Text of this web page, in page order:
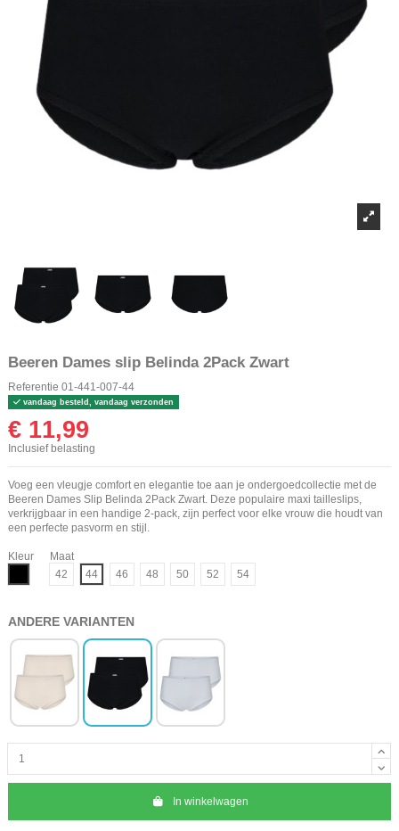
Beeren Dames slip Belinda 2Pack Zwart
Referentie 01-441-007-44
vandaag besteld, vandaag verzonden
€ 11,99
Inclusief belasting
Voeg een vleugje comfort en elegantie toe aan je ondergoedcollectie met de
Beeren Dames Slip Belinda 2Pack Zwart. Deze populaire maxi tailleslips,
verkrijgbaar in een handige 2-pack, zijn perfect voor elke vrouw die houdt van
een perfecte pasvorm en stijl.
Kleur
Maat
42
44 46 48 50 52 54
ANDERE VARIANTEN
In winkelwagen